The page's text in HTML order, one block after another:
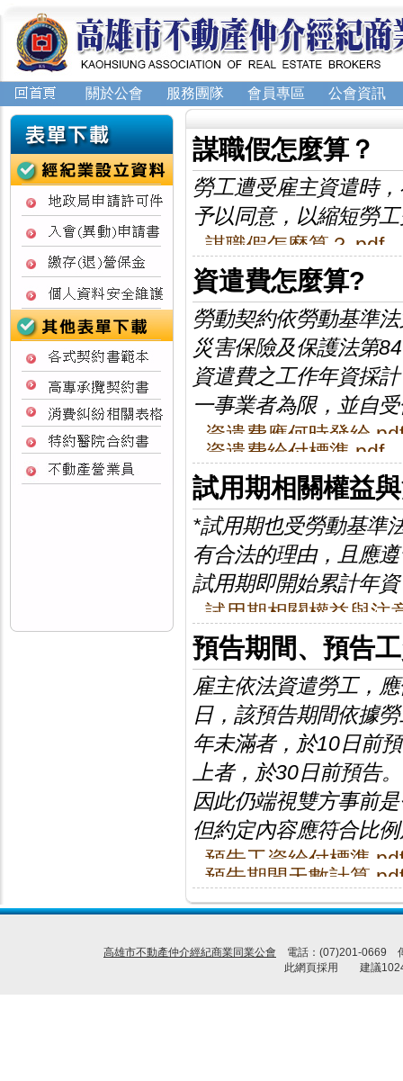
關於公會 服務團隊 會員專區 公會資訊
謀職假怎麼算？
勞工遭受雇主資遣時
予以同意，以縮短勞
謀職假怎麼算？.pdf
資遣費怎麼算?
勞動契約依勞動基準
災害保險及保護法第
資遣費之工作年資採
一事業者為限，並自
資遣費應何時發給
資遣費給付標準.pdf
試用期相關權益
*試用期也受勞動基準
有合法的理由，且應
試用期即開始累計年資
試用期相關權益與注
預告期間、預告
雇主依法資遣勞工，
日，該預告期間依據
年未滿者，於10日前
上者，於30日前預告
因此仍端視雙方事前
但約定內容應符合比
預告工資給付標準
預告期間天數計算
高雄市不動產仲介經紀商業同業公會 電話：(07)201-0669
此網頁採用 建議